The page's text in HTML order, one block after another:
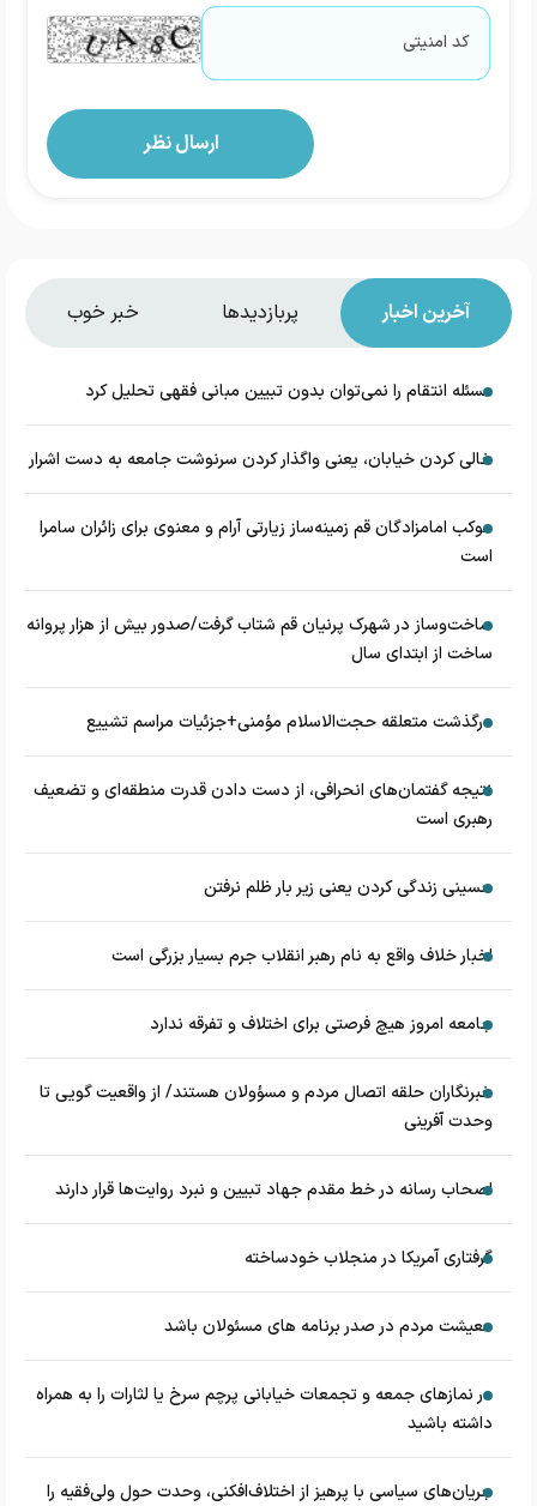
آخرین اخبار پربازدیدها خبر خوب
مسئله انتقام را نمی‌توان بدون تبیین مبانی فقهی تحلیل کرد
خالی کردن خیابان، یعنی واگذار کردن سرنوشت جامعه به دست اشرار
موکب امامزادگان قم زمینه‌ساز زیارتی آرام و معنوی برای زائران سامرا
است
ساخت‌وساز در شهرک پرنیان قم شتاب گرفت/صدور بیش از هزار پروانه
ساخت از ابتدای سال
درگذشت متعلقه حجت‌الاسلام مؤمنی+جزئیات مراسم تشییع
نتیجه گفتمان‌های انحرافی، از دست دادن قدرت منطقه‌ای و تضعیف
رهبری است
حسینی زندگی کردن یعنی زیر بار ظلم نرفتن
اخبار خلاف واقع به نام رهبر انقلاب جرم بسیار بزرگی است
جامعه امروز هیچ فرصتی برای اختلاف و تفرقه ندارد
خبرنگاران حلقه اتصال مردم و مسؤولان هستند/ از واقعیت گویی تا
وحدت آفرینی
اصحاب رسانه در خط مقدم جهاد تبیین و نبرد روایت‌ها قرار دارند
گرفتاری آمریکا در منجلاب خودساخته
معیشت مردم در صدر برنامه های مسئولان باشد
در نماز‌های جمعه و تجمعات خیابانی پرچم سرخ یا لثارات را به همراه
داشته باشید
جریان‌های سیاسی با پرهیز از اختلاف‌افکنی، وحدت حول ولی‌فقیه را